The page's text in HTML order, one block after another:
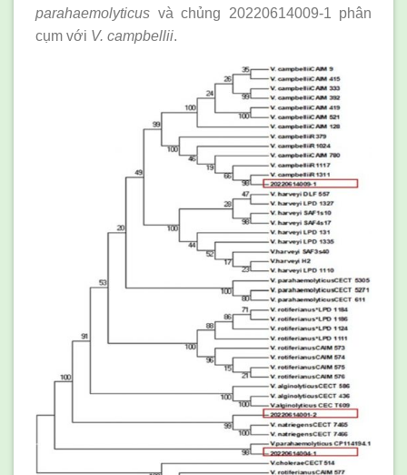
parahaemolyticus và chủng 20220614009-1 phân
cụm với V. campbellii.